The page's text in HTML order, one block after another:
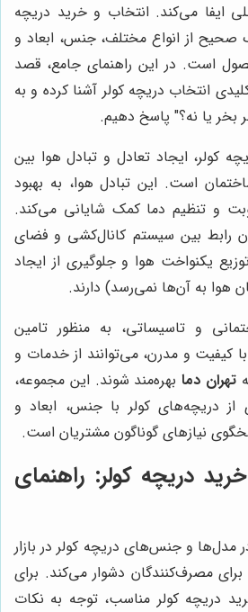
ایفا می‌کند. انتخاب و خرید دریچه
صحیح از انواع مختلف، جنس، ابعاد و
است. در این راهنمای جامع، قصد
انتخاب دریچه کولر آشنا کرده و به
بخر یا نه؟" پاسخ دهیم.
کولر، ایجاد تعادل و تبادل هوا بین
است. این تبادل هوا، به بهبود
و تنظیم دما کمک شایانی می‌کند.
رابط بین سیستم کانال‌کشی و فضای
یکنواخت هوا و جلوگیری از ایجاد
هوا به آن‌ها نمی‌رسد) دارند.
و تاسیساتی، به منظور تامین
با کیفیت و مدرن، می‌توانند از خدمات و
تهران دما بهره‌مند شوند. این مجموعه،
از دریچه‌های کولر با جنس، ابعاد و
نیازهای گوناگون مشتریان است.
دریچه کولر: راهنمای
مدل‌ها و جنس‌های دریچه کولر در بازار
برای مصرف‌کنندگان دشوار می‌کند. برای
دریچه کولر مناسب، توجه به نکات